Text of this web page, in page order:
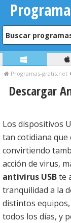
Programas-gratis.net
Descargar
Los dispositivos
tan cotidiana que
convirtiendo
acción de virus,
antivirus USBte
tranquilidad a la
distintos
todos los días, y